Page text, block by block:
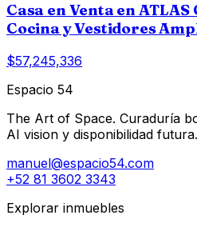
Casa en Venta en
Cocina y Vestidores
$57,245,336
Espacio 54
The Art of Space. Curaduría
AI vision y disponibilidad futura.
manuel@espacio54.com
+52 81 3602 3343
Explorar inmuebles